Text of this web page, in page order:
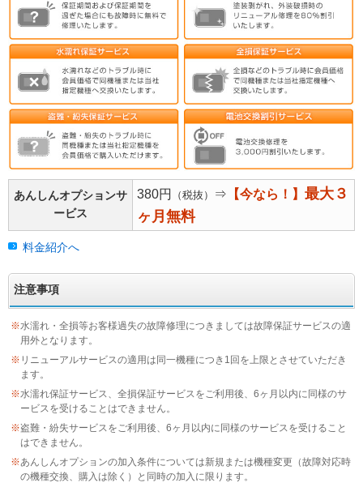
あんしんオプションサ
ービス
380円 （税抜） ⇒ 【今なら！】 最大３
ヶ月無料
料金紹介へ
注意事項
※水濡れ・全損等お客様過失の故障修理につきましては故障保証サービスの適
用外となります。
※ リニューアルサービスの適用は同一機種につき1回を上限とさせていただき
ます。
※水濡れ保証サービス、全損保証サービスをご利用後、6ヶ月以内に同様のサ
ービスを受けることはできません。
※盗難・紛失サービスをご利用後、6ヶ月以内に同様のサービスを受けること
はできません。
※あんしんオプションの加入条件については新規または機種変更（故障対応時
の機種交換、購入は除く）と同時の加入に限ります。